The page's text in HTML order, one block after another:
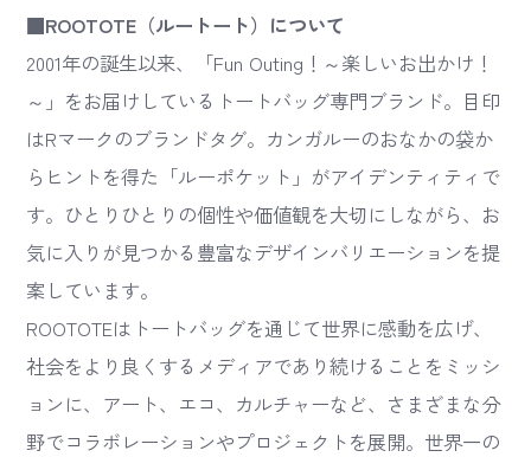
■ROOTOTE（ルートート）について
2001年の誕生以来、「Fun Outing！～楽しいお出かけ！
～」をお届けしているトートバッグ専門ブランド。目印
はRマークのブランドタグ。カンガルーのおなかの袋か
らヒントを得た「ルーポケット」がアイデンティティで
す。ひとりひとりの個性や価値観を大切にしながら、お
気に入りが見つかる豊富なデザインバリエーションを提
案しています。
ROOTOTEはトートバッグを通じて世界に感動を広げ、
社会をより良くするメディアであり続けることをミッシ
ョンに、アート、エコ、カルチャーなど、さまざまな分
野でコラボレーションやプロジェクトを展開。世界一の